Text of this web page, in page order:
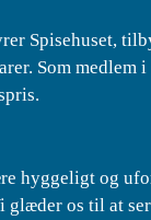
Spisehuset,
Som medlem
hyggeligt og
glæder os til at